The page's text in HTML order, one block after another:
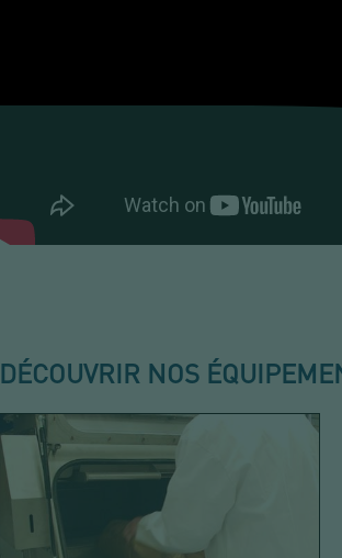
DÉCOUVRIR NOS